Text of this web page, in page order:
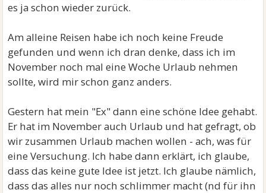
es ja schon wieder zurück.
Am alleine Reisen habe ich noch keine Freude
gefunden und wenn ich dran denke, dass ich im
November noch mal eine Woche Urlaub nehmen
sollte, wird mir schon ganz anders.
Gestern hat mein "Ex" dann eine schöne Idee gehabt.
Er hat im November auch Urlaub und hat gefragt, ob
wir zusammen Urlaub machen wollen - ach, was für
eine Versuchung. Ich habe dann erklärt, ich glaube,
dass das keine gute Idee ist jetzt. Ich glaube nämlich,
dass das alles nur noch schlimmer macht (nd für ihn